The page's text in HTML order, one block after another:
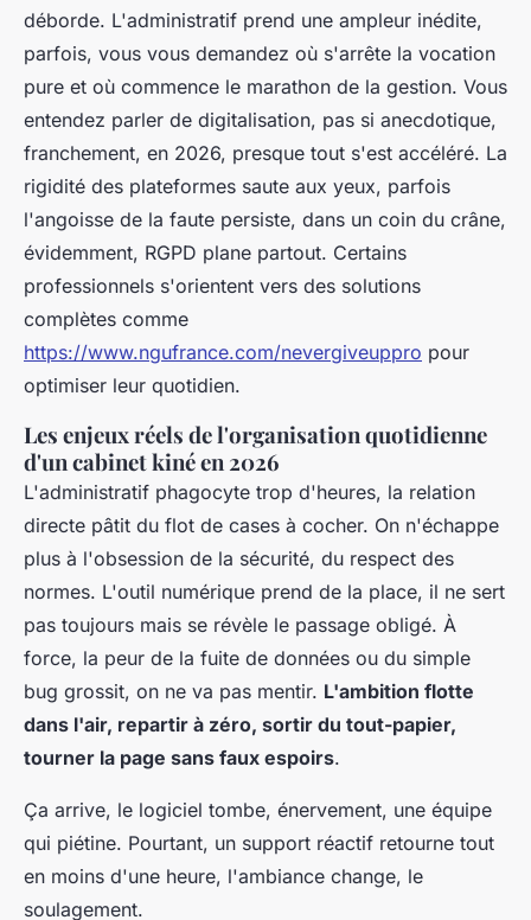
déborde. L'administratif prend une ampleur inédite,
parfois, vous vous demandez où s'arrête la vocation
pure et où commence le marathon de la gestion. Vous
entendez parler de digitalisation, pas si anecdotique,
franchement, en 2026, presque tout s'est accéléré. La
rigidité des plateformes saute aux yeux, parfois
l'angoisse de la faute persiste, dans un coin du crâne,
évidemment, RGPD plane partout. Certains
professionnels s'orientent vers des solutions
complètes comme
https://www.ngufrance.com/nevergiveuppro pour
optimiser leur quotidien.
Les enjeux réels de l'organisation quotidienne
d'un cabinet kiné en 2026
L'administratif phagocyte trop d'heures, la relation
directe pâtit du flot de cases à cocher. On n'échappe
plus à l'obsession de la sécurité, du respect des
normes. L'outil numérique prend de la place, il ne sert
pas toujours mais se révèle le passage obligé. À
force, la peur de la fuite de données ou du simple
bug grossit, on ne va pas mentir. L'ambition flotte
dans l'air, repartir à zéro, sortir du tout-papier,
tourner la page sans faux espoirs.
Ça arrive, le logiciel tombe, énervement, une équipe
qui piétine. Pourtant, un support réactif retourne tout
en moins d'une heure, l'ambiance change, le
soulagement.